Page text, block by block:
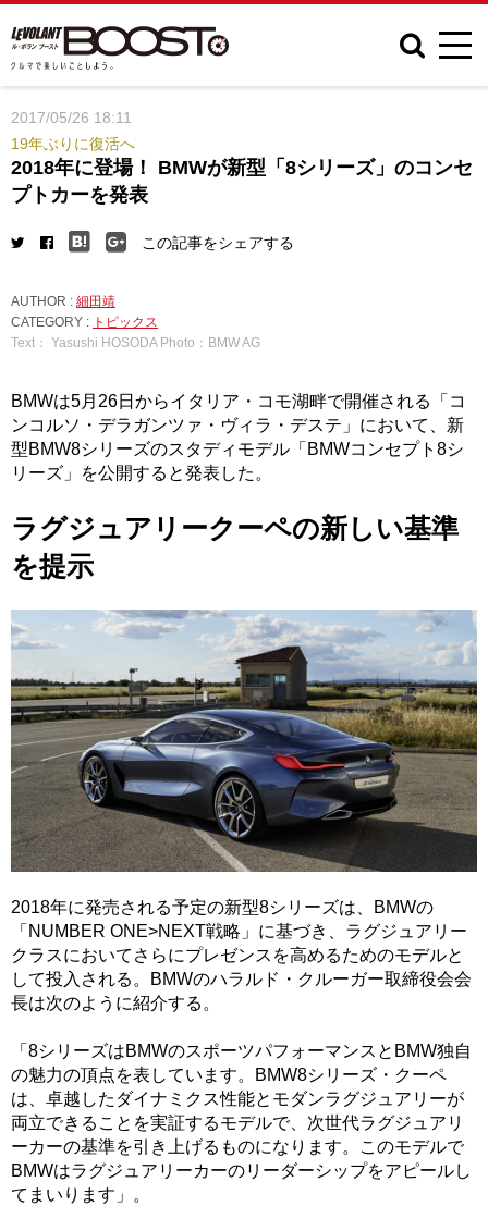
2017/05/26 18:11
19年ぶりに復活へ
2018年に登場！ BMWが新型「8シリーズ」のコンセ
プトカーを発表
この記事をシェアする
AUTHOR : 細田靖
CATEGORY : トピックス
Text： Yasushi HOSODA Photo：BMW AG
BMWは5月26日からイタリア・コモ湖畔で開催される「コ
ンコルソ・デラガンツァ・ヴィラ・デステ」において、新
型BMW8シリーズのスタディモデル「BMWコンセプト8シ
リーズ」を公開すると発表した。
ラグジュアリークーペの新しい基準
を提示
2018年に発売される予定の新型8シリーズは、BMWの
「NUMBER ONE>NEXT戦略」に基づき、ラグジュアリー
クラスにおいてさらにプレゼンスを高めるためのモデルと
して投入される。BMWのハラルド・クルーガー取締役会会
長は次のように紹介する。
「8シリーズはBMWのスポーツパフォーマンスとBMW独自
の魅力の頂点を表しています。BMW8シリーズ・クーペ
は、卓越したダイナミクス性能とモダンラグジュアリーが
両立できることを実証するモデルで、次世代ラグジュアリ
ーカーの基準を引き上げるものになります。このモデルで
BMWはラグジュアリーカーのリーダーシップをアピールし
てまいります」。